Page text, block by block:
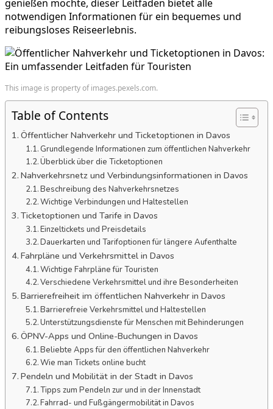
genießen möchte, dieser Leitfaden bietet alle
notwendigen Informationen für ein bequemes und
reibungsloses Reiseerlebnis.
This image is property of images.pexels.com.
Table of Contents
Öffentlicher Nahverkehr und Ticketoptionen in Davos
Grundlegende Informationen zum öffentlichen Nahverkehr
Überblick über die Ticketoptionen
Nahverkehrsnetz und Verbindungsinformationen in Davos
Beschreibung des Nahverkehrsnetzes
Wichtige Verbindungen und Haltestellen
Ticketoptionen und Tarife in Davos
Einzeltickets und Preisdetails
Dauerkarten und Tarifoptionen für längere Aufenthalte
Fahrpläne und Verkehrsmittel in Davos
Wichtige Fahrpläne für Touristen
Verschiedene Verkehrsmittel und ihre Besonderheiten
Barrierefreiheit im öffentlichen Nahverkehr in Davos
Barrierefreie Verkehrsmittel und Haltestellen
Unterstützungsdienste für Menschen mit Behinderungen
ÖPNV-Apps und Online-Buchungen in Davos
Beliebte Apps für den öffentlichen Nahverkehr
Wie man Tickets online bucht
Pendeln und Mobilität in der Stadt in Davos
Tipps zum Pendeln zur und in der Innenstadt
Fahrrad- und Fußgängermobilität in Davos